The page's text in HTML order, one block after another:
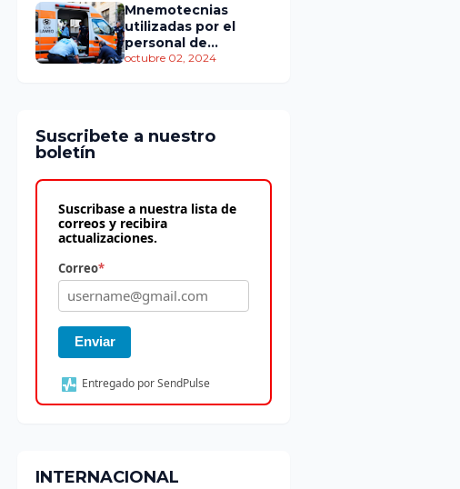
Mnemotecnias
utilizadas por el
personal de
atención
octubre 02, 2024
Suscribete a nuestro
boletín
Suscribase a nuestra lista de
correos y recibira
actualizaciones.
Correo*
Enviar
Entregado por SendPulse
INTERNACIONAL